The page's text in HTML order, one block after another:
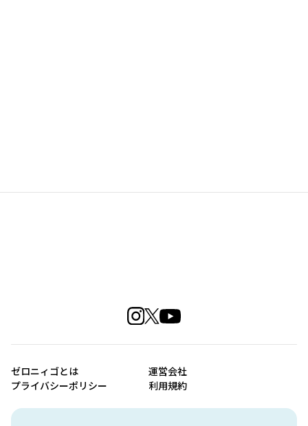
ゼロニィゴとは
運営会社
プライバシーポリシー
利用規約